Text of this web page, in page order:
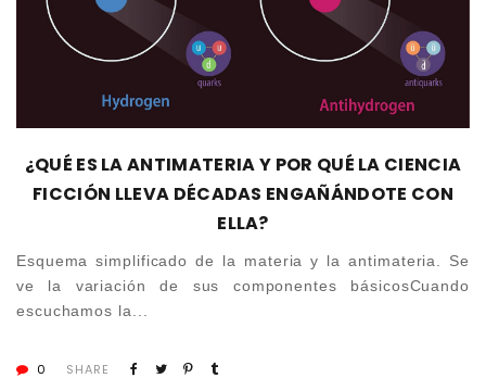
¿QUÉ ES LA ANTIMATERIA Y POR QUÉ LA CIENCIA
FICCIÓN LLEVA DÉCADAS ENGAÑÁNDOTE CON
ELLA?
Esquema simplificado de la materia y la antimateria. Se
ve la variación de sus componentes básicosCuando
escuchamos la...
0 SHARE